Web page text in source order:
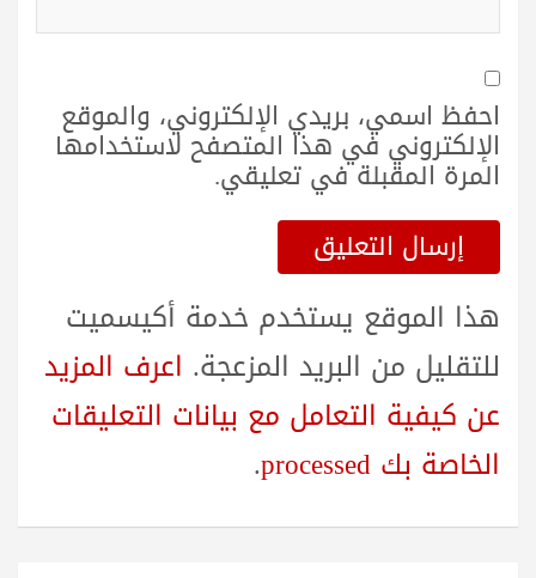
احفظ اسمي، بريدي الإلكتروني، والموقع
الإلكتروني في هذا المتصفح لاستخدامها
المرة المقبلة في تعليقي.
هذا الموقع يستخدم خدمة أكيسميت
للتقليل من البريد المزعجة. اعرف المزيد
عن كيفية التعامل مع بيانات التعليقات
الخاصة بك processed
.